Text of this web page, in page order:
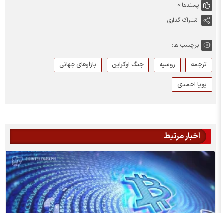
پسندها:0
اشتراک گذاری
برچسب ها:
ترجمه روسیه جنگ اوکراین
بازارهای جهانی
پویا احمدی
اخبار مرتبط